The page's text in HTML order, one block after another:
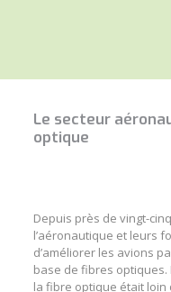
Le secteur
optique
Depuis près de vingt-
l’aéronautique et leurs
d’améliorer les avions
base de fibres optiques
la fibre optique était loin